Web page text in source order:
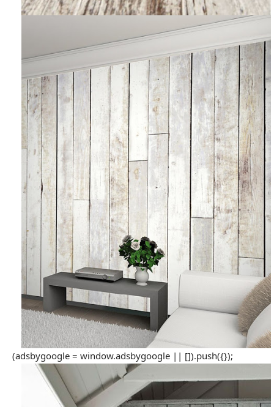
(adsbygoogle = window.adsbygoogle || []).push({});